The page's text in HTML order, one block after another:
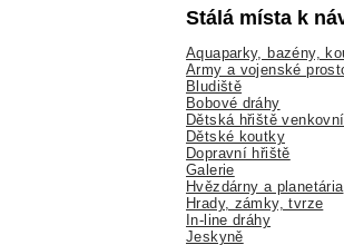
Stálá místa k
Aquaparky, bazény,
Army a vojenské
Bludiště
Bobové dráhy
Dětská hřiště venkovní
Dětské koutky
Dopravní hřiště
Galerie
Hvězdárny a planetária
Hrady, zámky, tvrze
In-line dráhy
Jeskyně